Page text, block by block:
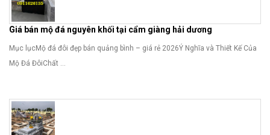
Giá bán mộ đá nguyên khối tại cẩm giàng hải dương
Mục lụcMộ đá đôi đẹp bán quảng bình – giá rẻ 2026Ý Nghĩa và Thiết Kế Của
Mộ Đá ĐôiChất ...